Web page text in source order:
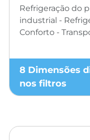
Refrigeração do
industrial -
Conforto -
8 Dimensões
nos filtros